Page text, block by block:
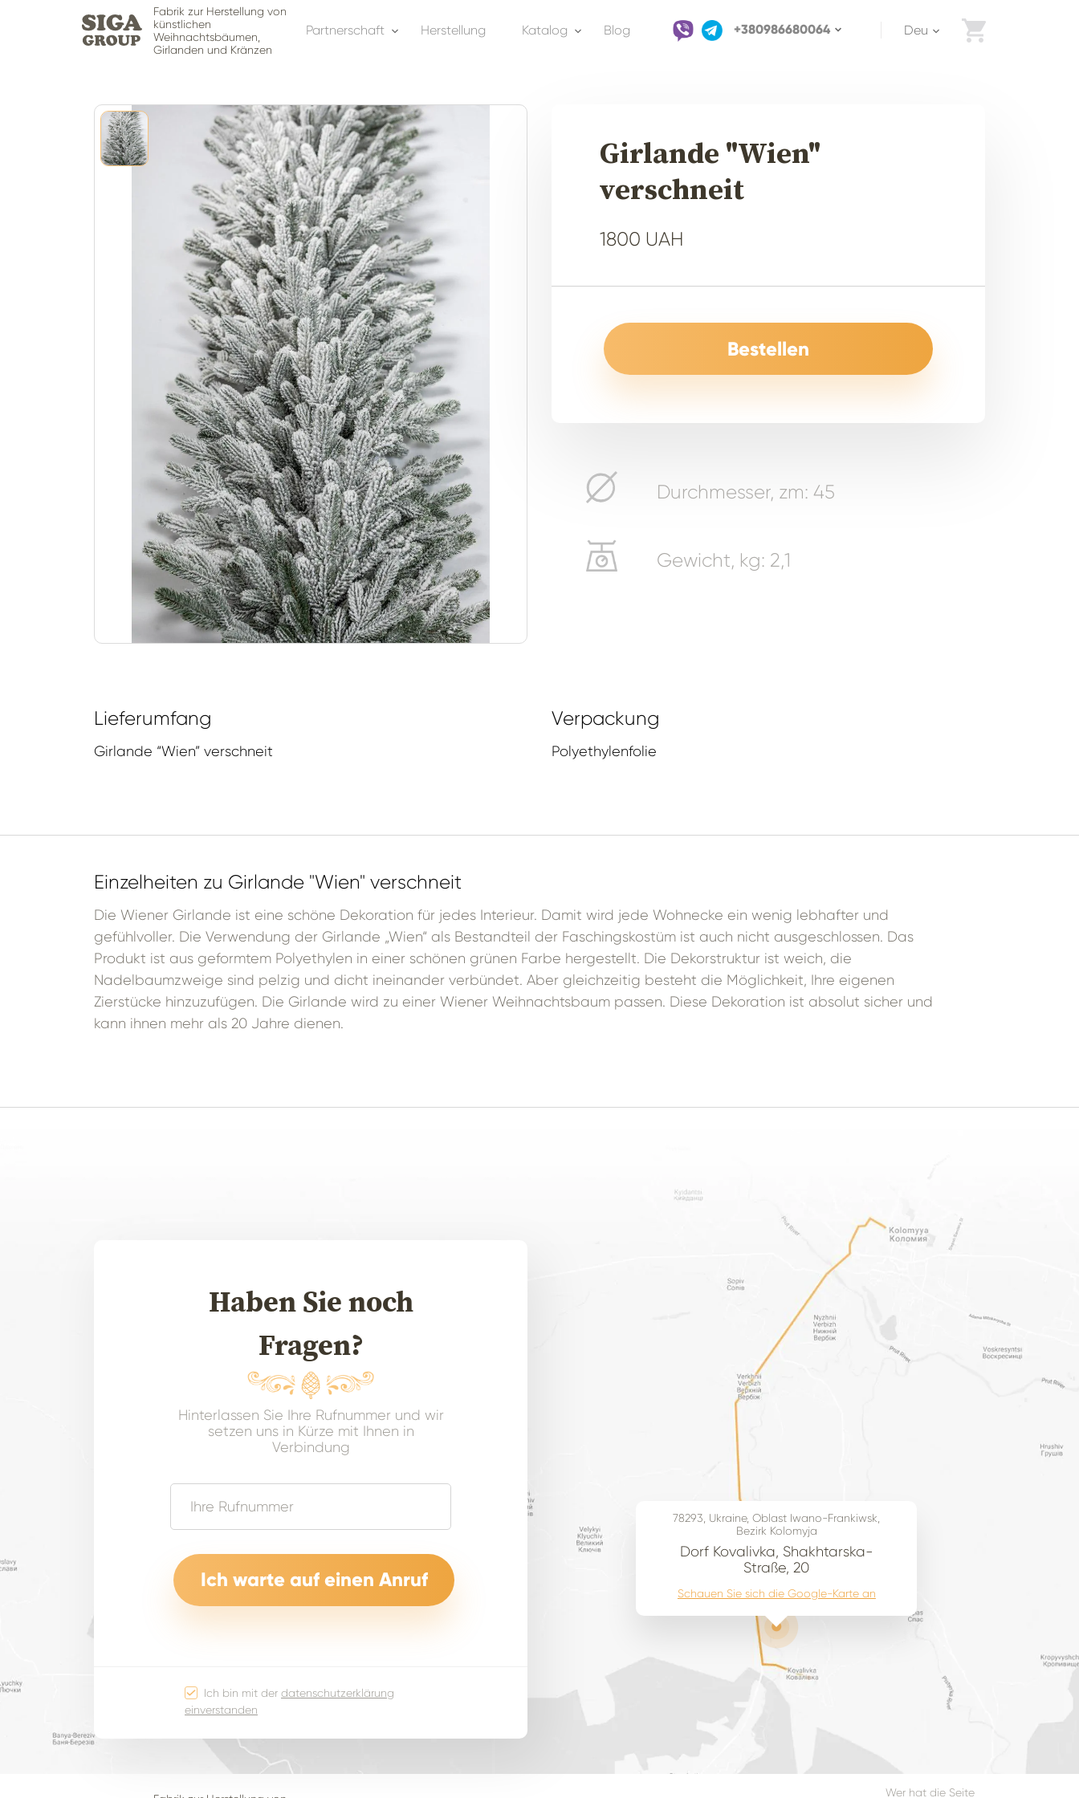
Fabrik zur Herstellung von
künstlichen
Weihnachtsbäumen,
Girlanden und Kränzen
Partnerschaft Herstellung Katalog Blog +380986680064 Deu
Girlande "Wien"
verschneit
1800 UAH
Bestellen
Durchmesser, zm: 45
Gewicht, kg: 2,1
Lieferumfang
Girlande “Wien” verschneit
Verpackung
Polyethylenfolie
Einzelheiten zu Girlande "Wien" verschneit
Die Wiener Girlande ist eine schöne Dekoration für jedes Interieur. Damit wird jede Wohnecke ein wenig lebhafter und
gefühlvoller. Die Verwendung der Girlande „Wien“ als Bestandteil der Faschingskostüm ist auch nicht ausgeschlossen. Das
Produkt ist aus geformtem Polyethylen in einer schönen grünen Farbe hergestellt. Die Dekorstruktur ist weich, die
Nadelbaumzweige sind pelzig und dicht ineinander verbündet. Aber gleichzeitig besteht die Möglichkeit, Ihre eigenen
Zierstücke hinzuzufügen. Die Girlande wird zu einer Wiener Weihnachtsbaum passen. Diese Dekoration ist absolut sicher und
kann ihnen mehr als 20 Jahre dienen.
78293, Ukraine, Oblast Iwano-Frankiwsk,
Bezirk Kolomyja
Dorf Kovalivka, Shakhtarska-
Straße, 20
Schauen Sie sich die Google-Karte an
Haben Sie noch
Fragen?
Hinterlassen Sie Ihre Rufnummer und wir
setzen uns in Kürze mit Ihnen in
Verbindung
Ich bin mit der datenschutzerklärung
einverstanden
Wer hat die Seite